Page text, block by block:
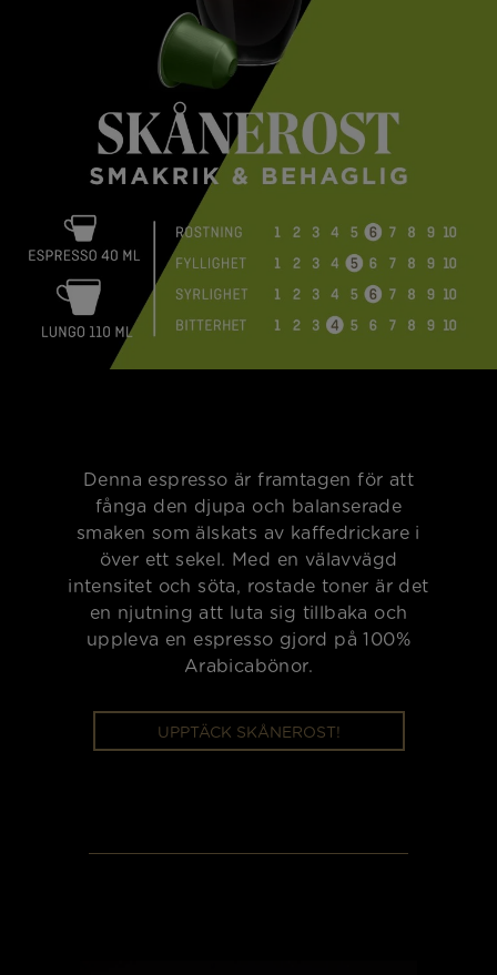
Denna espresso är framtagen för att
fånga den djupa och balanserade
smaken som älskats av kaffedrickare i
över ett sekel. Med en välavvägd
intensitet och söta, rostade toner är det
en njutning att luta sig tillbaka och
uppleva en espresso gjord på 100%
Arabicabönor.
UPPTÄCK SKÅNEROST!